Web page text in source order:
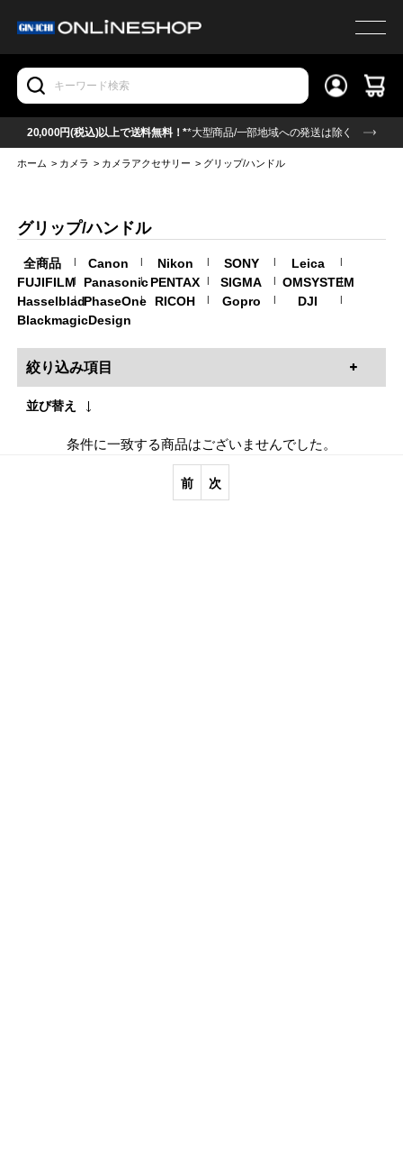
20,000円(税込)以上で送料無料！**大型商品/一部地域への発送は除く
ホーム > カメラ > カメラアクセサリー > グリップ/ハンドル
グリップ/ハンドル
全商品 | Canon | Nikon | SONY | Leica |
FUJIFILM| Panasonic
| PENTAX | SIGMA | OMSYSTEM
|
Hasselblad
| PhaseOne
| RICOH | Gopro | DJI |
BlackmagicDesign
絞り込み項目
並び替え
条件に一致する商品はございませんでした。
前 次